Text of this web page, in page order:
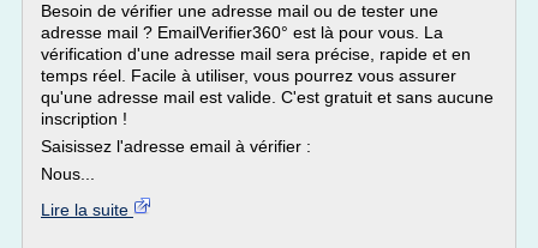
Besoin de vérifier une adresse mail ou de tester une
adresse mail ? EmailVerifier360° est là pour vous. La
vérification d'une adresse mail sera précise, rapide et en
temps réel. Facile à utiliser, vous pourrez vous assurer
qu'une adresse mail est valide. C'est gratuit et sans aucune
inscription !
Saisissez l'adresse email à vérifier :
Nous...
Lire la suite